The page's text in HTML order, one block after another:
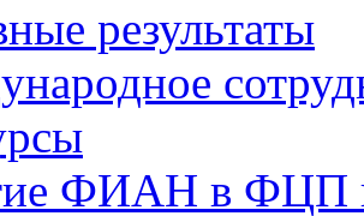
результаты
ФИАН в ФЦП